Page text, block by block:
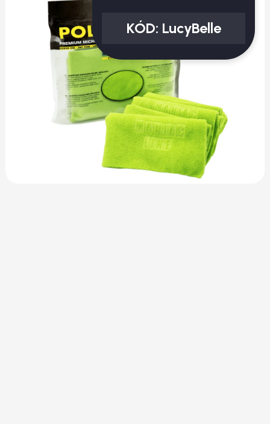
KÓD: LucyBelle